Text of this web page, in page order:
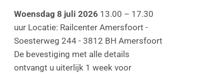
Woensdag 8 juli 2026 13.00 – 17.30
uur Locatie: Railcenter Amersfoort -
Soesterweg 244 - 3812 BH Amersfoort
De bevestiging met alle details
ontvangt u uiterlijk 1 week voor